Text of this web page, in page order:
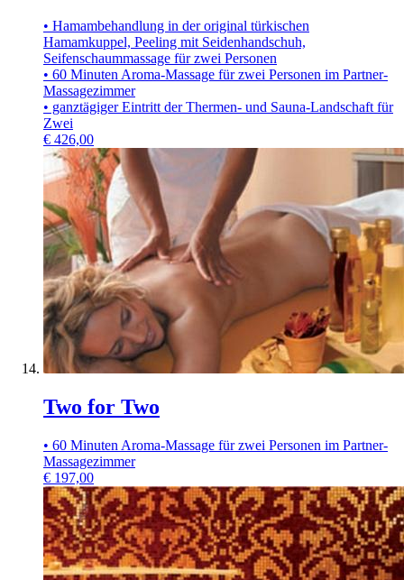
• Hamambehandlung in der original türkischen
Hamamkuppel, Peeling mit Seidenhandschuh,
Seifenschaummassage für zwei Personen
• 60 Minuten Aroma-Massage für zwei Personen im Partner-
Massagezimmer
• ganztägiger Eintritt der Thermen- und Sauna-Landschaft für
Zwei
€ 426,00
Two for Two
• 60 Minuten Aroma-Massage für zwei Personen im Partner-
Massagezimmer
€ 197,00